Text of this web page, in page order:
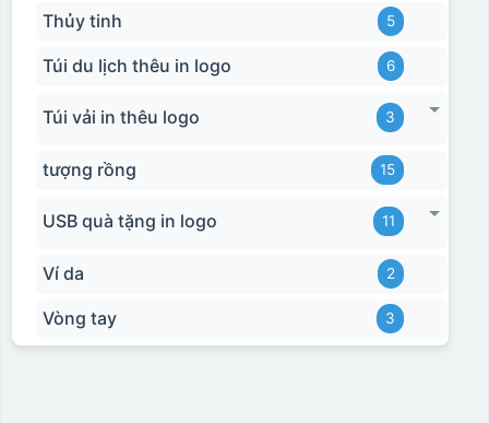
Thủy tinh 5
Túi du lịch thêu in logo 6
Túi vải in thêu logo 3
tượng rồng 15
USB quà tặng in logo 11
Ví da 2
Vòng tay 3